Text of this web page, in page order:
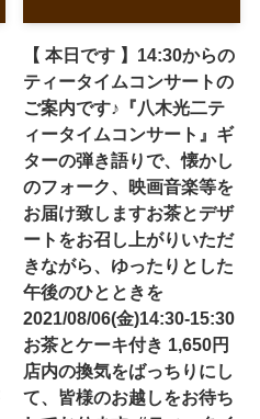
【 本日です 】14:30からの
ティータイムコンサートの
ご案内です♪『八木光二テ
ィータイムコンサート』ギ
ターの弾き語りで、懐かし
のフォーク、映画音楽等を
お届け致します️お茶とデザ
ートをお召し上がりいただ
きながら、ゆったりとした
午後のひとときを️
2021/08/06(金)14:30-15:30
お茶とケーキ付き 1,650円
店内の換気をばっちりにし
て、皆様のお越しをお待ち